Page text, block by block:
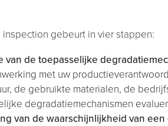
inspection gebeurt in vier stappen:
van de toepasselijke
met uw
de gebruikte materialen, de
degradatiemechanismen
van de waarschijnlijkheid van